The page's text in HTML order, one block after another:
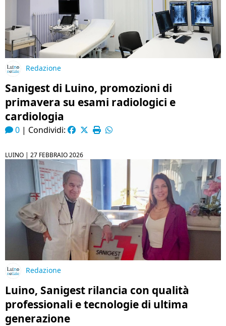
Redazione
Sanigest di Luino, promozioni di
primavera su esami radiologici e
cardiologia
0 | Condividi:
LUINO | 27 FEBBRAIO 2026
Redazione
Luino, Sanigest rilancia con qualità
professionali e tecnologie di ultima
generazione